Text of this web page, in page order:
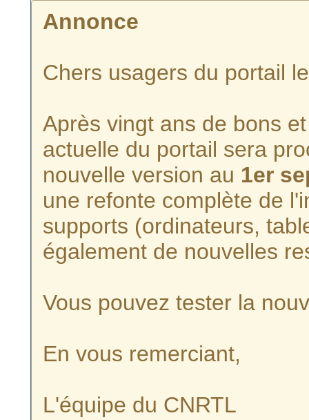
Annonce
Chers usagers du portail
Après vingt ans de bons
actuelle du portail sera
nouvelle version au 1er
une refonte complète de
supports (ordinateurs,
également de nouvelles
Vous pouvez tester la
En vous remerciant,
L'équipe du CNRTL